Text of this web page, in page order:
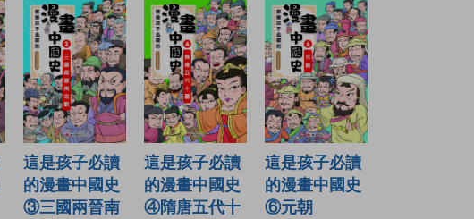
這是孩子必讀
的漫畫中國史
③三國兩晉南
這是孩子必讀
的漫畫中國史
④隋唐五代十
這是孩子必讀
的漫畫中國史
⑥元朝